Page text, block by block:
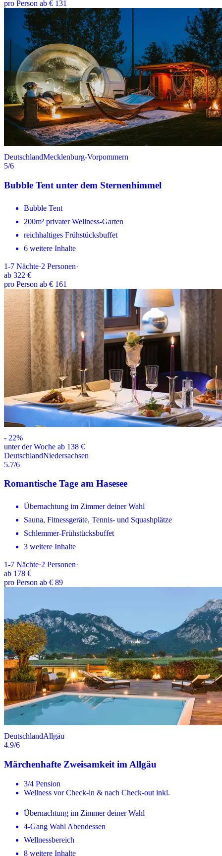
pro Person ab € 131
DeutschlandMecklenburg-Vorpommern
5/6
Bubble Tent unter dem Sternenhimmel
Bubble Tent
200m² privater Wellness-Garten
reichhaltiges Frühstücksbuffet
6 weitere Inhalte
1-7 Nächte·2 Personen·
ab 322 €
pro Person ab € 161
- 22%
unter der Woche ab 138 €
DeutschlandNiedersachsen
5.7/6
Romantische Tage am Hasesee
Übernachtung im Zimmer deiner Wahl
Sauna, Fitnessgeräte, Tennis- und Squashplätze
Schlemmer-Frühstücksbuffet
3 weitere Inhalte
1-7 Nächte·2 Personen·
ab 178 €
pro Person ab € 89
DeutschlandAllgäu
4.9/6
Märchenhafte Zweisamkeit im Allgäu
3/4 Pension
Wellness vor Check-in & nach Check-out inkl.
Übernachtung im Zimmer deiner Wahl
4-Gang Wahl Abendessen
Wellnessbereich
8 weitere Inhalte